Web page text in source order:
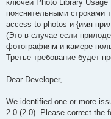
ключей Photo Library Usage
пояснительными строками
access to photos и {имя
(Это в случае если
фотографиям и камере
Третье требование будет
Dear Developer,
We identified one or more
2.0 (2.0). Please correct the